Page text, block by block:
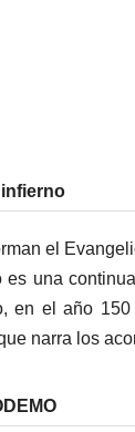
el
una
en el año
narra los